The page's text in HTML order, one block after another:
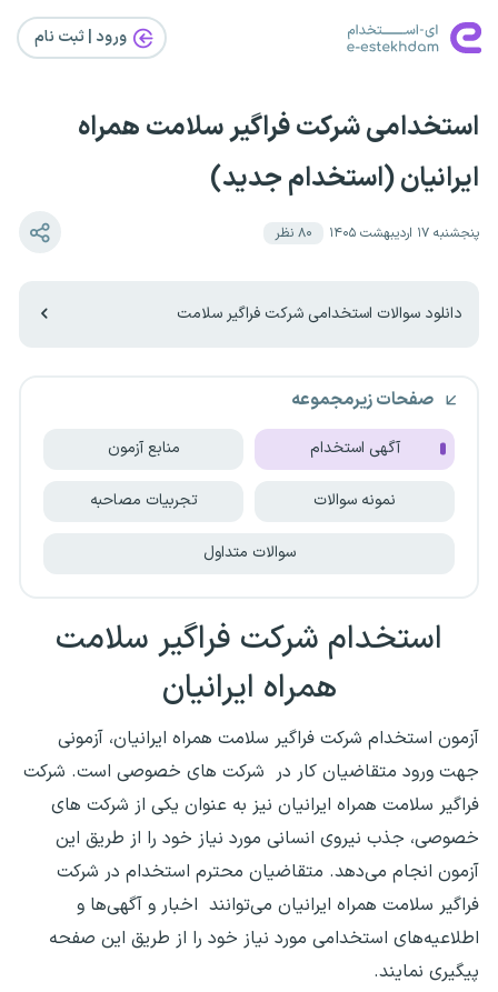
ورود | ثبت‌ نام
استخدامی شرکت فراگیر سلامت همراه
ایرانیان (استخدام جدید)
پنجشنبه ۱۷ اردیبهشت ۱۴۰۵ ۸۰ نظر
دانلود سوالات استخدامی شرکت فراگیر سلامت
صفحات زیرمجموعه
آگهی استخدام منابع آزمون
نمونه سوالات تجربیات مصاحبه
سوالات متداول
استخدام شرکت فراگیر سلامت
همراه ایرانیان
آزمون استخدام شرکت فراگیر سلامت همراه ایرانیان، آزمونی
جهت ورود متقاضیان کار در شرکت های خصوصی است. شرکت
فراگیر سلامت همراه ایرانیان نیز به عنوان یکی از شرکت های
خصوصی، جذب نیروی انسانی مورد نیاز خود را از طریق این
آزمون انجام می‌دهد. متقاضیان محترم استخدام در شرکت
فراگیر سلامت همراه ایرانیان می‌توانند اخبار و آگهی‌ها و
اطلاعیه‌های استخدامی مورد نیاز خود را از طریق این صفحه
پیگیری نمایند.